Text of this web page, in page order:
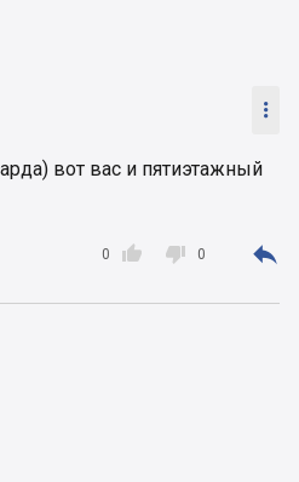

вот вас и пятиэтажный

0  0 